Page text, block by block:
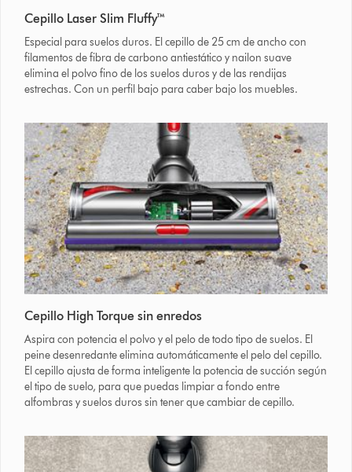
Cepillo Laser Slim Fluffy™
Especial para suelos duros. El cepillo de 25 cm de ancho con
filamentos de fibra de carbono antiestático y nailon suave
elimina el polvo fino de los suelos duros y de las rendijas
estrechas. Con un perfil bajo para caber bajo los muebles.
Cepillo High Torque sin enredos
Aspira con potencia el polvo y el pelo de todo tipo de suelos. El
peine desenredante elimina automáticamente el pelo del cepillo.
El cepillo ajusta de forma inteligente la potencia de succión según
el tipo de suelo, para que puedas limpiar a fondo entre
alfombras y suelos duros sin tener que cambiar de cepillo.